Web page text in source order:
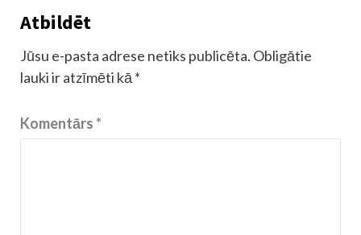
Atbildēt
Jūsu e-pasta adrese netiks publicēta. Obligātie
lauki ir atzīmēti kā *
Komentārs*